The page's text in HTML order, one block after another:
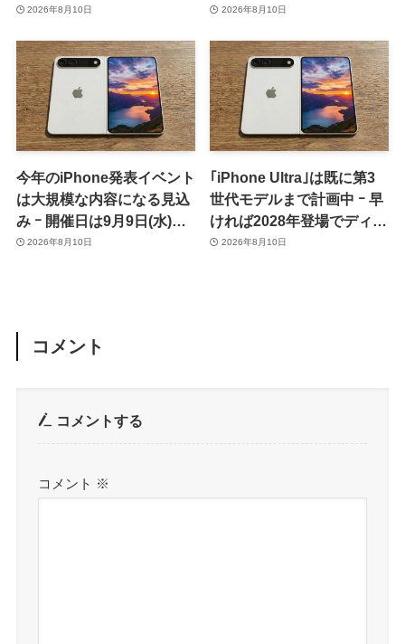
｢IT13 Max｣が15％オフなど
2026年8月10日 2026年8月10日
今年のiPhone発表イベント
は大規模な内容になる見込
み ｰ 開催日は9月9日(水)、
予約受付開始日は9月12日
2026年8月10日
｢iPhone Ultra｣は既に第3
世代モデルまで計画中 ｰ 早
ければ2028年登場でディス
プレイが僅かに大型化
2026年8月10日
コメント
コメントする
コメント ※